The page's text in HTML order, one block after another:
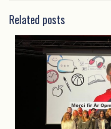
Related posts